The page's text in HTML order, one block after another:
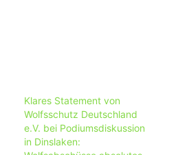
Klares Statement von
Wolfsschutz Deutschland
e.V. bei Podiumsdiskussion
in Dinslaken: